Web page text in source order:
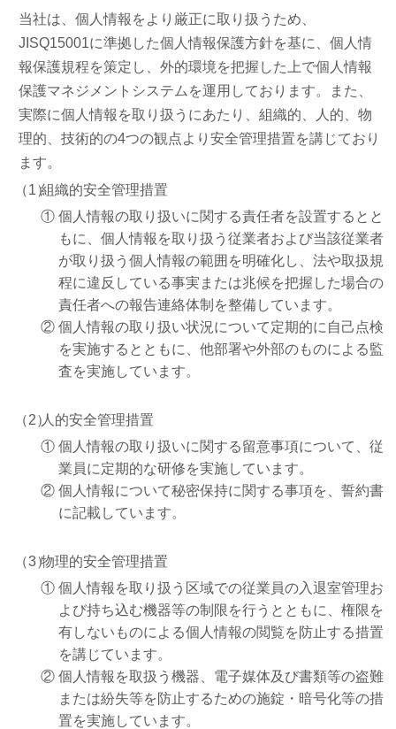
当社は、個人情報をより厳正に取り扱うため、
JISQ15001に準拠した個人情報保護方針を基に、個人情
報保護規程を策定し、外的環境を把握した上で個人情報
保護マネジメントシステムを運用しております。また、
実際に個人情報を取り扱うにあたり、組織的、人的、物
理的、技術的の4つの観点より安全管理措置を講じており
ます。
（1）組織的安全管理措置
① 個人情報の取り扱いに関する責任者を設置するとと
もに、個人情報を取り扱う従業者および当該従業者
が取り扱う個人情報の範囲を明確化し、法や取扱規
程に違反している事実または兆候を把握した場合の
責任者への報告連絡体制を整備しています。
② 個人情報の取り扱い状況について定期的に自己点検
を実施するとともに、他部署や外部のものによる監
査を実施しています。
（2）人的安全管理措置
① 個人情報の取り扱いに関する留意事項について、従
業員に定期的な研修を実施しています。
② 個人情報について秘密保持に関する事項を、誓約書
に記載しています。
（3）物理的安全管理措置
① 個人情報を取り扱う区域での従業員の入退室管理お
よび持ち込む機器等の制限を行うとともに、権限を
有しないものによる個人情報の閲覧を防止する措置
を講じています。
② 個人情報を取扱う機器、電子媒体及び書類等の盗難
または紛失等を防止するための施錠・暗号化等の措
置を実施しています。